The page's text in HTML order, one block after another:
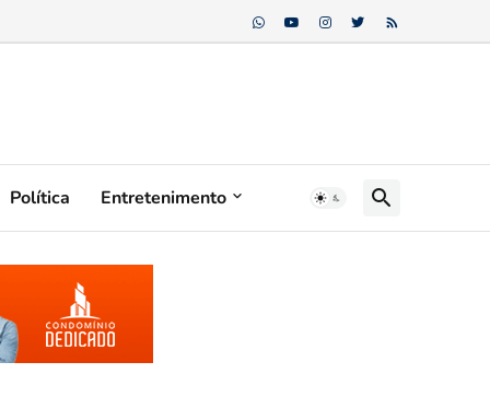
Política Entretenimento